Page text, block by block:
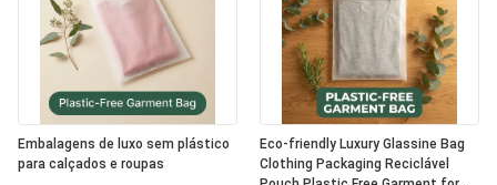
Embalagens de luxo sem plástico
para calçados e roupas
Eco-friendly Luxury Glassine Bag
Clothing Packaging Reciclável